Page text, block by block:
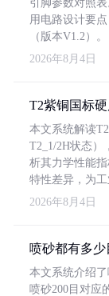
引脚参数对照
用电路设计要
（版本V1.2）。
2026年8月4日
T2紫铜国标
本文系统解读
T2_1/2H状态）
析其力学性能
特性差异，为工
2026年8月4日
喷砂都有多少
本文系统介绍
喷砂200目对应